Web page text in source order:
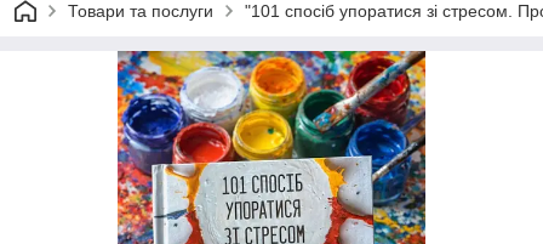
Товари та послуги "101 спосіб упоратися зі стресом.